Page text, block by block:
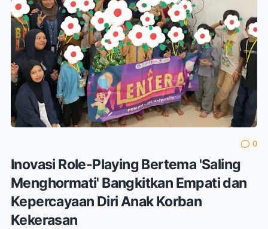
0
Inovasi Role-Playing Bertema 'Saling
Menghormati' Bangkitkan Empati dan
Kepercayaan Diri Anak Korban
Kekerasan